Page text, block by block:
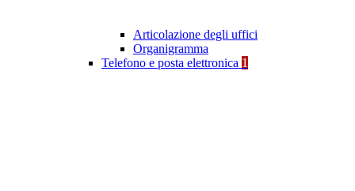
Articolazione degli uffici
Organigramma
Telefono e posta elettronica 1